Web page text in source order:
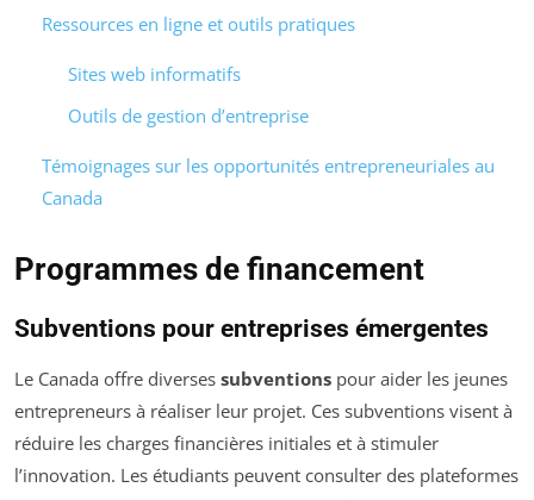
Ressources en ligne et outils pratiques
Sites web informatifs
Outils de gestion d’entreprise
Témoignages sur les opportunités entrepreneuriales au
Canada
Programmes de financement
Subventions pour entreprises émergentes
Le Canada offre diverses subventions pour aider les jeunes
entrepreneurs à réaliser leur projet. Ces subventions visent à
réduire les charges financières initiales et à stimuler
l’innovation. Les étudiants peuvent consulter des plateformes